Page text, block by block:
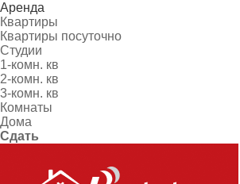
Аренда
Квартиры
Квартиры посуточно
Студии
1-комн. кв
2-комн. кв
3-комн. кв
Комнаты
Дома
Сдать